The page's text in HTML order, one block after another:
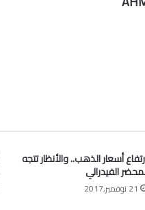
أسعار الذهب.. والأنظار تتجه
الفيدرالي
21 نوفمبر,2017